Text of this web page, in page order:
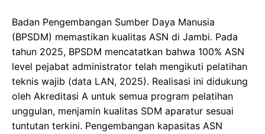
​Badan Pengembangan Sumber Daya Manusia
(BPSDM) memastikan kualitas ASN di Jambi. Pada
tahun 2025, BPSDM mencatatkan bahwa 100% ASN
level pejabat administrator telah mengikuti pelatihan
teknis wajib (data LAN, 2025). Realisasi ini didukung
oleh Akreditasi A untuk semua program pelatihan
unggulan, menjamin kualitas SDM aparatur sesuai
tuntutan terkini. Pengembangan kapasitas ASN